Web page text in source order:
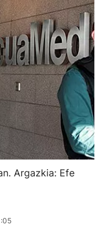
Argazkia: Efe